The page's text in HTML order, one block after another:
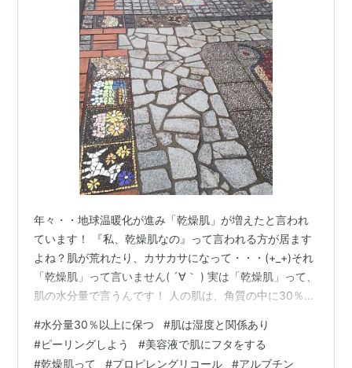
年々・・地球温暖化が進み「乾燥肌」が増えたと言われ
ています！ 『私、乾燥肌なの』って言われる方が居ます
よね？肌が荒れたり、カサカサになって・・・(+_+)それ
「乾燥肌」って言いません( ´∀｀ ) 実は「乾燥肌」って、
肌の水分量で言うんです！ 人の肌は、角質の中に30％ち
が30％以下になる肌を「乾燥肌」って言うんです❣❣ こ
れは湿度と関係があって、空気が乾燥してきて、湿度が
#水分量30％以上に保つ #肌は湿度と関係あり
#ピーリングしよう #美容液で肌にフタをする
#乾燥肌って #プロピレングリコール #アルブチン